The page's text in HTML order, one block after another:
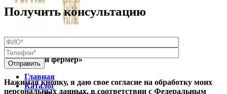
«Сибирский фермер»
Главная
Каталог
Получить консультацию
Нажимая кнопку, я даю свое согласие на обработку моих
персональных данных, в соответствии с Федеральным